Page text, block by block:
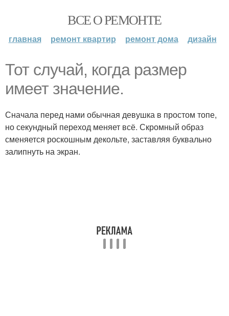
ВСЕ О РЕМОНТЕ
главная ремонт квартир ремонт дома дизайн
Тот случай, когда размер
имеет значение.
Сначала перед нами обычная девушка в простом топе,
но секундный переход меняет всё. Скромный образ
сменяется роскошным декольте, заставляя буквально
залипнуть на экран.